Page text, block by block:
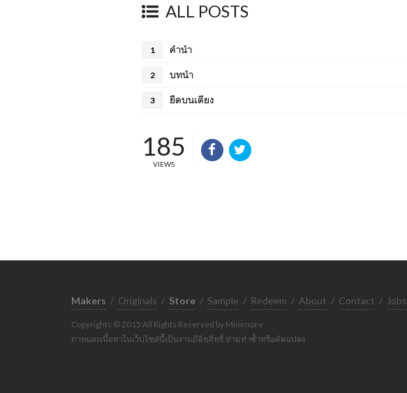
ALL POSTS
1 คำนำ
2 บทนำ
3 ยืดบนเตียง
185
VIEWS
Makers / Originals / Store / Sample / Redeem / About / Contact / Jobs
Copyrights © 2015 All Rights Reserved by Minimore
ภาพและเนื้อหาในเว็บไซต์นี้เป็นงานมีลิขสิทธิ์ ห้ามทำซ้ำหรือดัดแปลง